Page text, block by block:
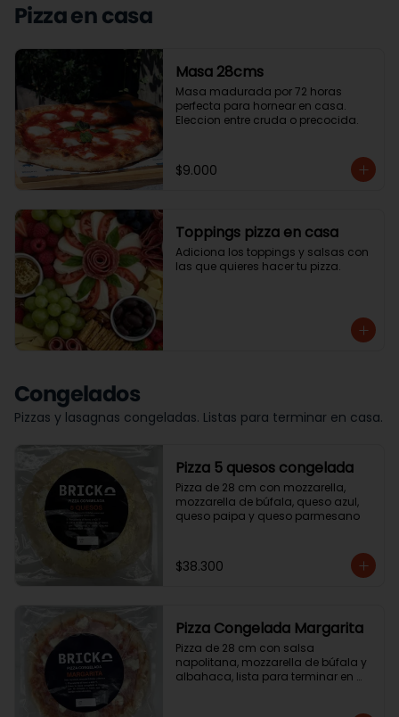
Pizza en casa
Masa 28cms
Masa madurada por 72 horas
perfecta para hornear en casa.
Eleccion entre cruda o precocida.
$9.000
Toppings pizza en casa
Adiciona los toppings y salsas con
las que quieres hacer tu pizza.
Congelados
Pizzas y lasagnas congeladas. Listas para terminar en casa.
Pizza 5 quesos congelada
Pizza de 28 cm con mozzarella,
mozzarella de búfala, queso azul,
queso paipa y queso parmesano
$38.300
Pizza Congelada Margarita
Pizza de 28 cm con salsa
napolitana, mozzarella de búfala y
albahaca, lista para terminar en